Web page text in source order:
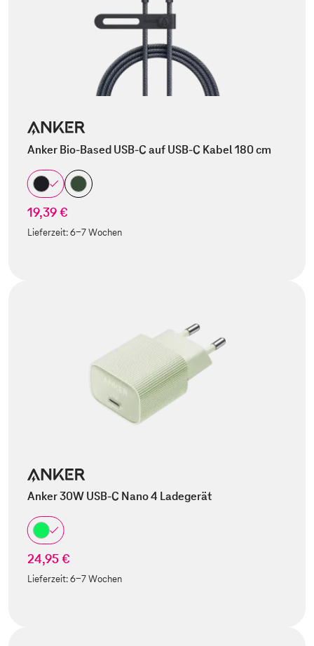
Anker Bio-Based USB-C auf USB-C Kabel 180 cm
19,39 €
Lieferzeit:6-7 Wochen
Anker 30W USB-C Nano 4 Ladegerät
24,95 €
Lieferzeit:6-7 Wochen